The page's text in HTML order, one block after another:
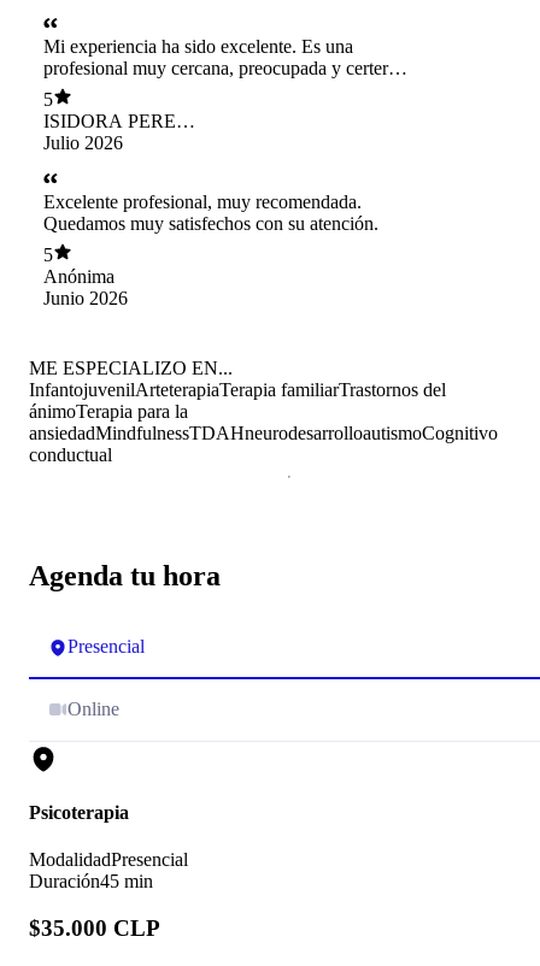
Mi experiencia ha sido excelente. Es una
profesional muy cercana, preocupada y certera
en su trabajo. Desde la primera sesión me sentí
apoyada y contenida. Destaco su amabilidad y
calidez humana, pero sobre todo su capacidad
para guiarte con claridad. La recomiendo 100%
a quien busque una atención psicológica de
calidad y con real compromiso
5
ISIDORA PEREZ
PAREDES
Julio 2026
Excelente profesional, muy recomendada.
Quedamos muy satisfechos con su atención.
5
Anónima
Junio 2026
Agenda tu hora
Presencial
Online
Psicoterapia
ModalidadPresencial
Duración45 min
$35.000 CLP
ME ESPECIALIZO EN...
InfantojuvenilArteterapiaTerapia familiarTrastornos del
ánimoTerapia para la
ansiedadMindfulnessTDAHneurodesarrolloautismoCognitivo
conductual